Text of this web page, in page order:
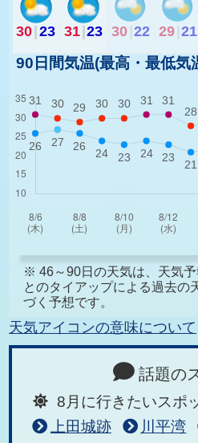
30 23 31 23 30 22 29 21
90日間気温(最高・最低気
※ 46～90日の天気は、天気
とのタイアップによる過去の
づく予想です。
天気アイコンの意味について
話題の
8月に行きたいスポ
上田城跡
川平湾